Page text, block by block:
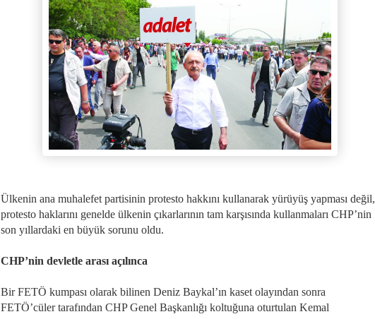
Ülkenin ana muhalefet partisinin protesto hakkını kullanarak yürüyüş yapması değil,
protesto haklarını genelde ülkenin çıkarlarının tam karşısında kullanmaları CHP’nin
son yıllardaki en büyük sorunu oldu.
CHP’nin devletle arası açılınca
Bir FETÖ kumpası olarak bilinen Deniz Baykal’ın kaset olayından sonra
FETÖ’cüler tarafından CHP Genel Başkanlığı koltuğuna oturtulan Kemal